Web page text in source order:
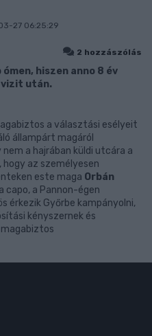
27 06:25:29
2 hozzászólás
hiszen anno 8 év
után.
a választási esélyeit
állampárt magáról
a hajrában küldi utcára a
az személyesen
este maga Orbán
capo, a Pannon-égen
érkezik Győrbe kampányolni,
kényszernek és